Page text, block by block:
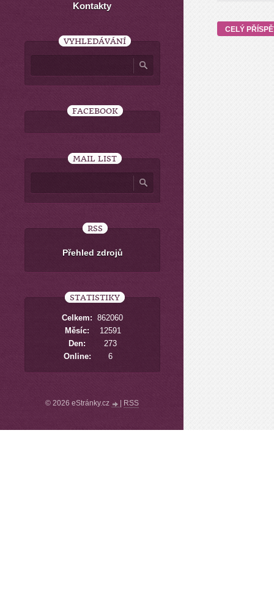
CELÝ
Kontakty
VYHLEDÁVÁNÍ
FACEBOOK
MAIL LIST
RSS
Přehled zdrojů
STATISTIKY
Online: 6
Celkem: 862060
Měsíc:
12591
Den:
273
© 2026 eStránky.cz RSS